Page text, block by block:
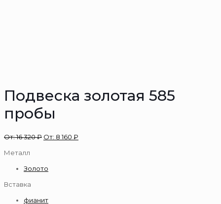
Подвеска золотая 585
пробы
От:16 320₽ От: 8 160 ₽
Металл
Золото
Вставка
фианит